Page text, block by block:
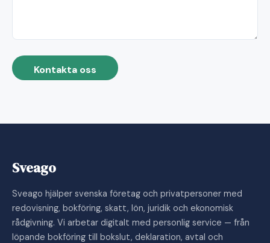
Kontakta oss
Sveago
Sveago hjälper svenska företag och privatpersoner med
redovisning, bokföring, skatt, lön, juridik och ekonomisk
rådgivning. Vi arbetar digitalt med personlig service — från
löpande bokföring till bokslut, deklaration, avtal och